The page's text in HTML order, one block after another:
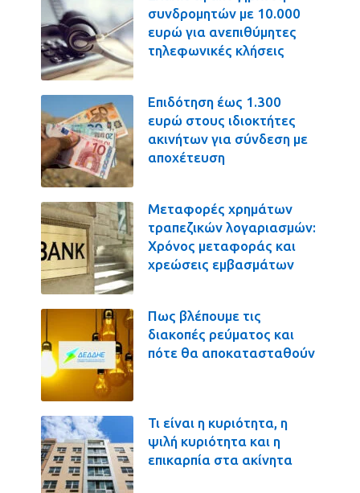
συνδρομητών με 10.000
ευρώ για ανεπιθύμητες
τηλεφωνικές κλήσεις
Επιδότηση έως 1.300
ευρώ στους ιδιοκτήτες
ακινήτων για σύνδεση με
αποχέτευση
Μεταφορές χρημάτων
τραπεζικών λογαριασμών:
Χρόνος μεταφοράς και
χρεώσεις εμβασμάτων
Πως βλέπουμε τις
διακοπές ρεύματος και
πότε θα αποκατασταθούν
Τι είναι η κυριότητα, η
ψιλή κυριότητα και η
επικαρπία στα ακίνητα